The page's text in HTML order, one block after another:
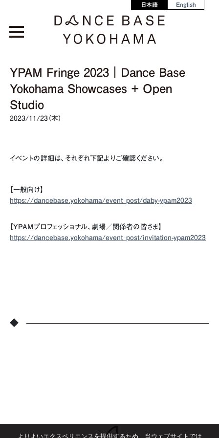
日本語 English
YPAM Fringe 2023｜Dance Base
Yokohama Showcases + Open
Studio
2023/11/23（木）
イベントの詳細は、それぞれ下記よりご確認ください。
【一般向け】
https://dancebase.yokohama/event_post/daby-ypam2023
【YPAMプロフェッショナル、劇場／関係者の皆さま】
https://dancebase.yokohama/event_post/invitation-ypam2023
◆
よりよいエクスペリエンスを提供するため、当ウェブサイトでは